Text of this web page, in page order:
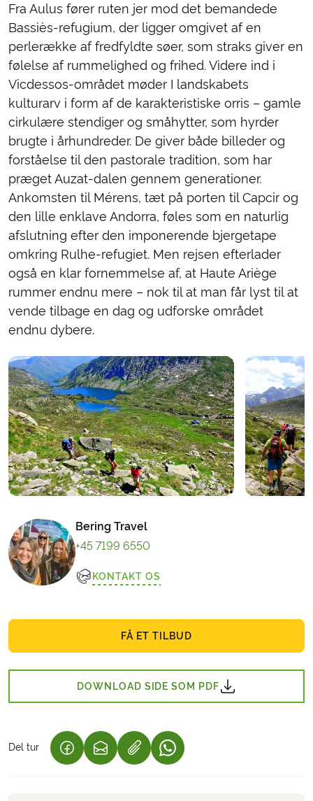
Fra Aulus fører ruten jer mod det bemandede
Bassiès-refugium, der ligger omgivet af en
perlerække af fredfyldte søer, som straks giver en
følelse af rummelighed og frihed. Videre ind i
Vicdessos-området møder I landskabets
kulturarv i form af de karakteristiske orris – gamle
cirkulære stendiger og småhytter, som hyrder
brugte i århundreder. De giver både billeder og
forståelse til den pastorale tradition, som har
præget Auzat-dalen gennem generationer.
Ankomsten til Mérens, tæt på porten til Capcir og
den lille enklave Andorra, føles som en naturlig
afslutning efter den imponerende bjergetape
omkring Rulhe-refugiet. Men rejsen efterlader
også en klar fornemmelse af, at Haute Ariège
rummer endnu mere – nok til at man får lyst til at
vende tilbage en dag og udforske området
endnu dybere.
Bering Travel
+45 7199 6550
KONTAKT OS
FÅ ET TILBUD
DOWNLOAD SIDE SOM PDF
Del tur (LINK ÅBNER I NY FANE)
(LINK ÅBNER I NY FANE)(LINK ÅBNER I NY FANE)